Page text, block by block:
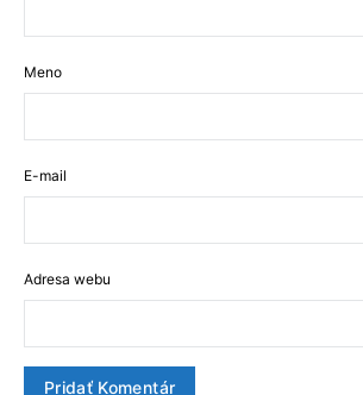
Meno
E-mail
Adresa webu